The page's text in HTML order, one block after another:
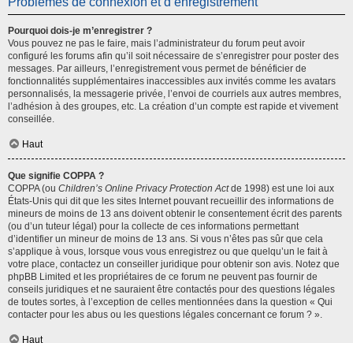
Pourquoi dois-je m’enregistrer ?
Vous pouvez ne pas le faire, mais l’administrateur du forum peut avoir
configuré les forums afin qu’il soit nécessaire de s’enregistrer pour poster des
messages. Par ailleurs, l’enregistrement vous permet de bénéficier de
fonctionnalités supplémentaires inaccessibles aux invités comme les avatars
personnalisés, la messagerie privée, l’envoi de courriels aux autres membres,
l’adhésion à des groupes, etc. La création d’un compte est rapide et vivement
conseillée.
Haut
Que signifie COPPA ?
COPPA (ou Children’s Online Privacy Protection Actde 1998) est une loi aux
États-Unis qui dit que les sites Internet pouvant recueillir des informations de
mineurs de moins de 13 ans doivent obtenir le consentement écrit des parents
(ou d’un tuteur légal) pour la collecte de ces informations permettant
d’identifier un mineur de moins de 13 ans. Si vous n’êtes pas sûr que cela
s’applique à vous, lorsque vous vous enregistrez ou que quelqu’un le fait à
votre place, contactez un conseiller juridique pour obtenir son avis. Notez que
phpBB Limited et les propriétaires de ce forum ne peuvent pas fournir de
conseils juridiques et ne sauraient être contactés pour des questions légales
de toutes sortes, à l’exception de celles mentionnées dans la question « Qui
contacter pour les abus ou les questions légales concernant ce forum ? ».
Haut